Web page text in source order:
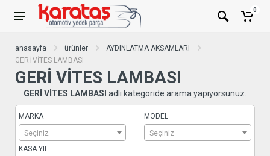
0
anasayfa ürünler
AYDINLATMA AKSAMLARI
GERİ VİTES LAMBASI
GERİ VİTES LAMBASI
GERİ VİTES LAMBASI adlı kategoride arama yapıyorsunuz.
MARKA
Seçiniz
MODEL
Seçiniz
KASA-YIL